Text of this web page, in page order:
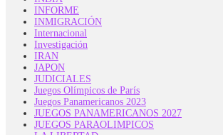
INFORME
INMIGRACIÓN
Internacional
Investigación
IRAN
JAPON
JUDICIALES
Juegos Olímpicos de París
Juegos Panamericanos 2023
JUEGOS PANAMERICANOS 2027
JUEGOS PARAOLIMPICOS